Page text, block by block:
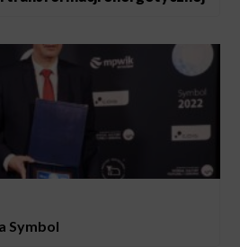
Symbol